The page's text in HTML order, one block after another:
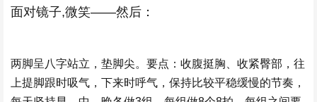
面对镜子,微笑——然后：
两脚呈八字站立，垫脚尖。要点：收腹挺胸、收紧臀部，往
上提脚跟时吸气，下来时呼气，保持比较平稳缓慢的节奏，